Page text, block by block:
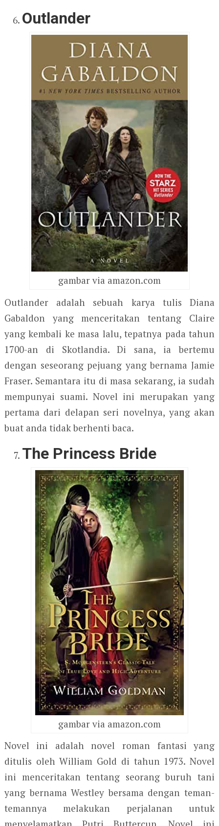
Outlander
gambar via amazon.com
Outlander adalah sebuah karya tulis Diana
Gabaldon yang menceritakan tentang Claire
yang kembali ke masa lalu, tepatnya pada tahun
1700-an di Skotlandia. Di sana, ia bertemu
dengan seseorang pejuang yang bernama Jamie
Fraser. Semantara itu di masa sekarang, ia sudah
mempunyai suami. Novel ini merupakan yang
pertama dari delapan seri novelnya, yang akan
buat anda tidak berhenti baca.
The Princess Bride
gambar via amazon.com
Novel ini adalah novel roman fantasi yang
ditulis oleh William Gold di tahun 1973. Novel
ini menceritakan tentang seorang buruh tani
yang bernama Westley bersama dengan teman-
temannya melakukan perjalanan untuk